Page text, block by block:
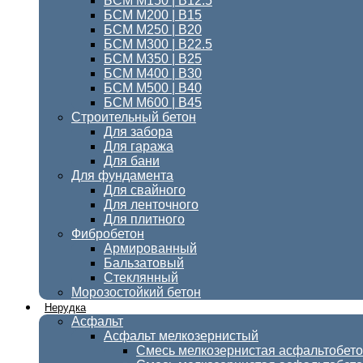
БСМ М200 | В15
БСМ М250 | В20
БСМ М300 | В22.5
БСМ M350 | B25
БСМ М400 | B30
БСМ М500 | В40
БСМ М600 | В45
Строительный бетон
Для забора
Для гаража
Для бани
Для фундамента
Для свайного
Для ленточного
Для плитного
Фибробетон
Армированный
Бальзатовый
Стеклянный
Морозостойкий бетон
Нерудка
Асфальт
Асфальт мелкозернистый
Смесь мелкозернистая